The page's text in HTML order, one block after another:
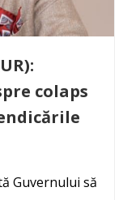
colaps
Guvernului să